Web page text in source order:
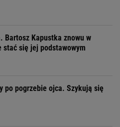
Bartosz Kapustka znowu w
stać się jej podstawowym
po pogrzebie ojca. Szykują się